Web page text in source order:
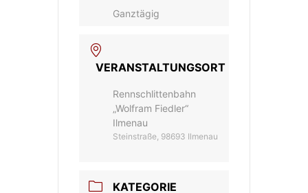
Ganztägig
VERANSTALTUNGSORT
Rennschlittenbahn
„Wolfram Fiedler“
Ilmenau
Steinstraße, 98693 Ilmenau
KATEGORIE